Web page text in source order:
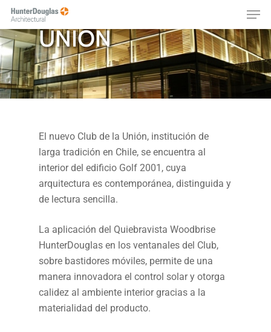
Skip
main
content
CLUB DE LA
UNIÓN
El nuevo Club de la Unión, institución de
larga tradición en Chile, se encuentra al
interior del edificio Golf 2001, cuya
arquitectura es contemporánea, distinguida y
de lectura sencilla.
La aplicación del Quiebravista Woodbrise
HunterDouglas en los ventanales del Club,
sobre bastidores móviles, permite de una
manera innovadora el control solar y otorga
calidez al ambiente interior gracias a la
materialidad del producto.